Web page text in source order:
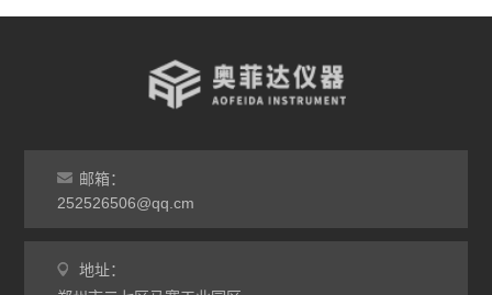
邮箱：
252526506@qq.cm
地址：